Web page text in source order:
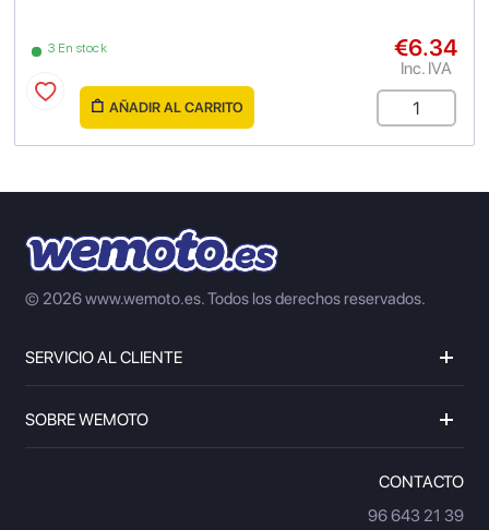
3 En stock €6.34
Inc. IVA
AÑADIR AL CARRITO
© 2026 www.wemoto.es.Todos los derechos reservados.
SERVICIO AL CLIENTE
SOBRE WEMOTO
CONTACTO
96 643 21 39